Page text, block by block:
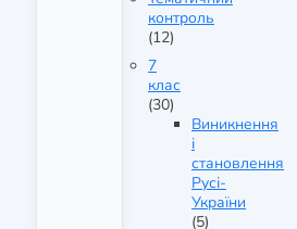
контроль
(12)
7
клас
(30)
Виникнення
і
становлення
Русі-
України
(5)